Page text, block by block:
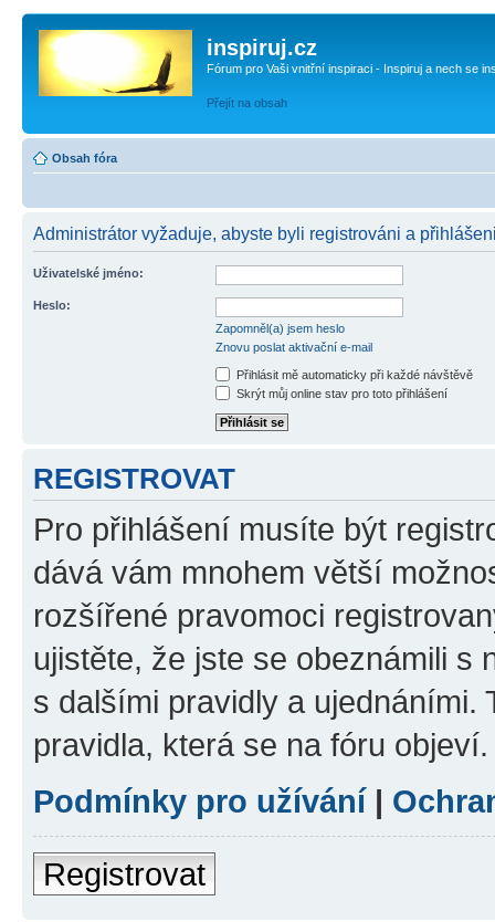
inspiruj.cz
Fórum pro Vaši vnitřní inspiraci - Inspiruj a nech se
Přejít na obsah
Obsah fóra
Administrátor vyžaduje, abyste byli registrováni a
Uživatelské jméno:
Heslo:
Zapomněl(a) jsem heslo
Znovu poslat aktivační e-mail
Přihlásit mě automaticky při každé návštěvě
Skrýt můj online stav pro toto přihlášení
REGISTROVAT
Pro přihlášení musíte být
dává vám mnohem větší
rozšířené pravomoci
ujistěte, že jste se obeznámili s
s dalšími pravidly a ujednáními.
pravidla, která se na fóru objeví.
Podmínky pro užívání|
Registrovat